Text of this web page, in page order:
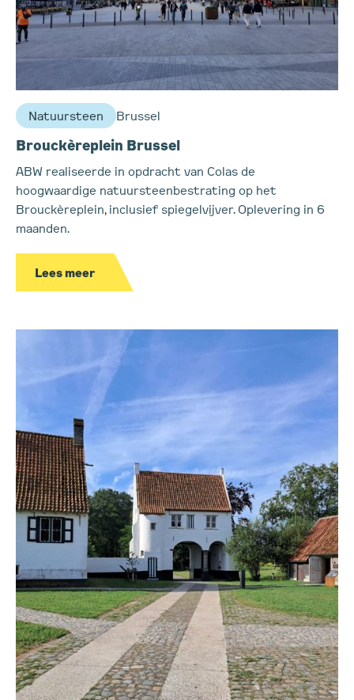
Natuursteen Brussel
Brouckèreplein Brussel
ABW realiseerde in opdracht van Colas de
hoogwaardige natuursteenbestrating op het
Brouckèreplein, inclusief spiegelvijver. Oplevering in 6
maanden.
Lees meer